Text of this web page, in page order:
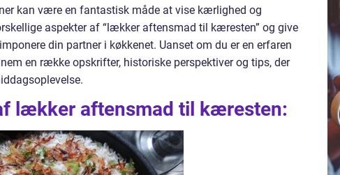
kan være en fantastisk måde at vise kærlighed og
aspekter af “lækker aftensmad til kæresten” og give
din partner i køkkenet. Uanset om du er en erfaren
en række opskrifter, historiske perspektiver og tips, der
lækker aftensmad til kæresten: